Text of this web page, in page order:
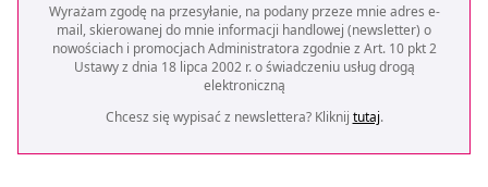
Wyrażam zgodę na przesyłanie, na podany przeze mnie adres e-
mail, skierowanej do mnie informacji handlowej (newsletter) o
nowościach i promocjach Administratora zgodnie z Art. 10 pkt 2
Ustawy z dnia 18 lipca 2002 r. o świadczeniu usług drogą
elektroniczną
Chcesz się wypisać z newslettera? Kliknij tutaj.